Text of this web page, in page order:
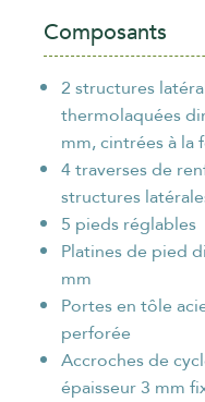
Composants
2 structures
thermolaquées
mm, cintrées à
4 traverses de
structures
5 pieds réglables
Platines de pied
mm
Portes en tôle
perforée
Accroches de
épaisseur 3 mm
TÉLÉPHONE*
confidentialité.
Envoyer